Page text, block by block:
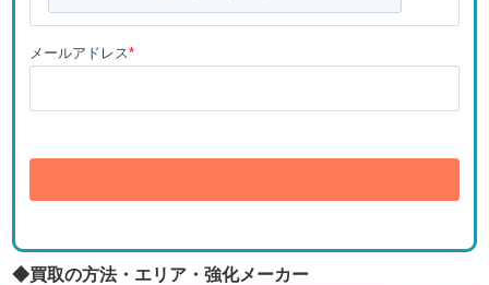
メールアドレス*
◆買取の方法・エリア・強化メーカー